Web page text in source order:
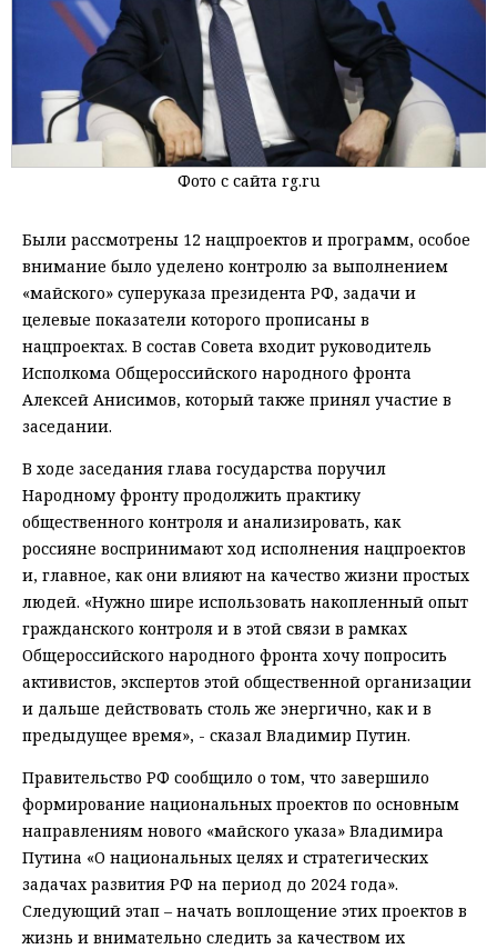
Фото с сайта rg.ru
Были рассмотрены 12 нацпроектов и программ, особое
внимание было уделено контролю за выполнением
«майского» суперуказа президента РФ, задачи и
целевые показатели которого прописаны в
нацпроектах. В состав Совета входит руководитель
Исполкома Общероссийского народного фронта
Алексей Анисимов, который также принял участие в
заседании.
В ходе заседания глава государства поручил
Народному фронту продолжить практику
общественного контроля и анализировать, как
россияне воспринимают ход исполнения нацпроектов
и, главное, как они влияют на качество жизни простых
людей. «Нужно шире использовать накопленный опыт
гражданского контроля и в этой связи в рамках
Общероссийского народного фронта хочу попросить
активистов, экспертов этой общественной организации
и дальше действовать столь же энергично, как и в
предыдущее время», - сказал Владимир Путин.
Правительство РФ сообщило о том, что завершило
формирование национальных проектов по основным
направлениям нового «майского указа» Владимира
Путина «О национальных целях и стратегических
задачах развития РФ на период до 2024 года».
Следующий этап – начать воплощение этих проектов в
жизнь и внимательно следить за качеством их